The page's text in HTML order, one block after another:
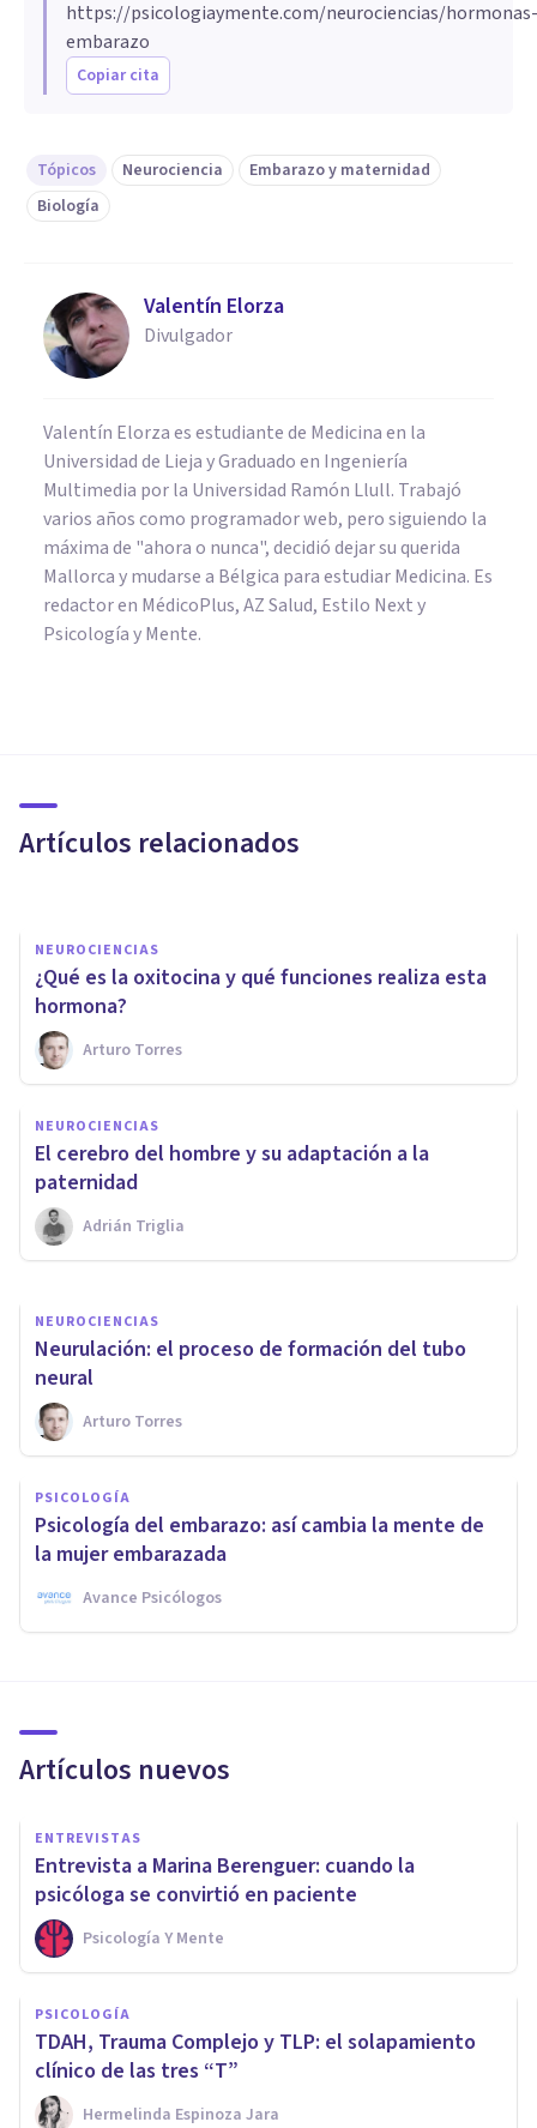
https://psicologiaymente.com/neurociencias/hormonas-
embarazo
Copiar cita
Tópicos Neurociencia
Embarazo y maternidad
Biología
Valentín Elorza
Divulgador
Valentín Elorza es estudiante de Medicina en la
Universidad de Lieja y Graduado en Ingeniería
Multimedia por la Universidad Ramón Llull. Trabajó
varios años como programador web, pero siguiendo la
máxima de "ahora o nunca", decidió dejar su querida
Mallorca y mudarse a Bélgica para estudiar Medicina. Es
redactor en MédicoPlus, AZ Salud, Estilo Next y
Psicología y Mente.
Artículos relacionados
efectos en el cuerpo
NEUROCIENCIAS
¿Qué es la oxitocina y qué funciones realiza esta
hormona?
Arturo Torres
NEUROCIENCIAS
El cerebro del hombre y su adaptación a la
paternidad
Adrián Triglia
NEUROCIENCIAS
Progesterona: características y
funciones de esta hormona
sexual
Oscar Castillero Mimenza
NEUROCIENCIAS
Neurulación: el proceso de formación del tubo
neural
Arturo Torres
PSICOLOGÍA
Psicología del embarazo: así cambia la mente de
la mujer embarazada
Avance Psicólogos
Artículos nuevos
ENTREVISTAS
Entrevista a Marina Berenguer: cuando la
psicóloga se convirtió en paciente
Psicología Y Mente
PSICOLOGÍA
TDAH, Trauma Complejo y TLP: el solapamiento
clínico de las tres “T”
Hermelinda Espinoza Jara